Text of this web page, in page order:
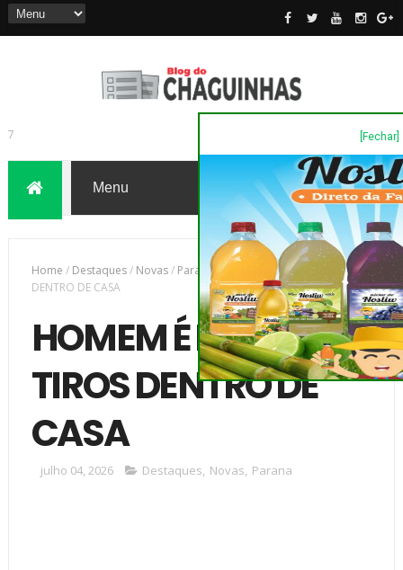
7
Home / Destaques/ Novas/ Parana / HOMEM É MORTO A TIROS
DENTRO DE CASA
HOMEM É MORTO A
TIROS DENTRO DE
CASA
julho 04, 2026 Destaques, Novas, Parana